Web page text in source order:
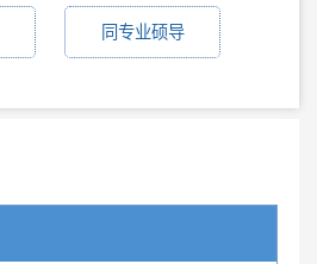
同专业硕导